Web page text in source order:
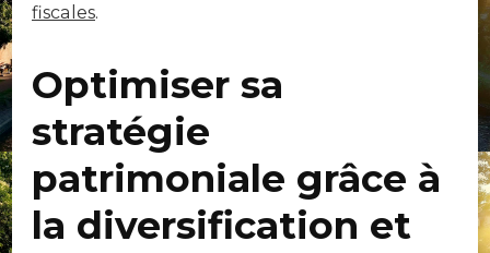
fiscales.
Optimiser sa
stratégie
patrimoniale grâce à
la diversification et